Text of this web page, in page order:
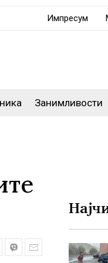
Импресум
Занимливости